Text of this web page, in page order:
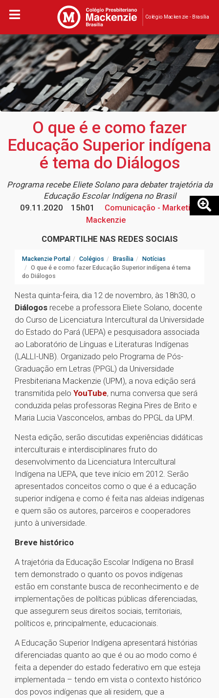
Colégio Mackenzie - Brasília
O que é e como fazer
Educação Superior indígena
é tema do Diálogos
Programa recebe Eliete Solano para debater trajetória da
Educação Escolar Indígena no Brasil
09.11.2020
15h01
Comunicação - Marketing
Mackenzie
COMPARTILHE NAS REDES SOCIAIS
Mackenzie Portal Colégios Brasília
Notícias
O que é e como fazer Educação Superior indígena é tema
do Diálogos
Nesta quinta-feira, dia 12 de novembro, às 18h30, o
Diálogos recebe a professora Eliete Solano, docente
do Curso de Licenciatura Intercultural da Universidade
do Estado do Pará (UEPA) e pesquisadora associada
ao Laboratório de Línguas e Literaturas Indígenas
(LALLI-UNB). Organizado pelo Programa de Pós-
Graduação em Letras (PPGL) da Universidade
Presbiteriana Mackenzie (UPM), a nova edição será
transmitida pelo YouTube, numa conversa que será
conduzida pelas professoras Regina Pires de Brito e
Maria Lucia Vasconcelos, ambas do PPGL da UPM.
Nesta edição, serão discutidas experiências didáticas
interculturais e interdisciplinares fruto do
desenvolvimento da Licenciatura Intercultural
Indígena na UEPA, que teve início em 2012. Serão
apresentados conceitos como o que é a educação
superior indígena e como é feita nas aldeias indígenas
e quem são os autores, parceiros e cooperadores
junto à universidade.
Breve histórico
A trajetória da Educação Escolar Indígena no Brasil
tem demonstrado o quanto os povos indígenas
estão em constante busca de reconhecimento e de
implementações de políticas públicas diferenciadas,
que assegurem seus direitos sociais, territoriais,
políticos e, principalmente, educacionais.
A Educação Superior Indígena apresentará histórias
diferenciadas quanto ao que é ou ao modo como é
feita a depender do estado federativo em que esteja
implementada – tendo em vista o contexto histórico
dos povos indígenas que ali residem, que a